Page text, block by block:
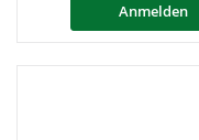
Anmelden